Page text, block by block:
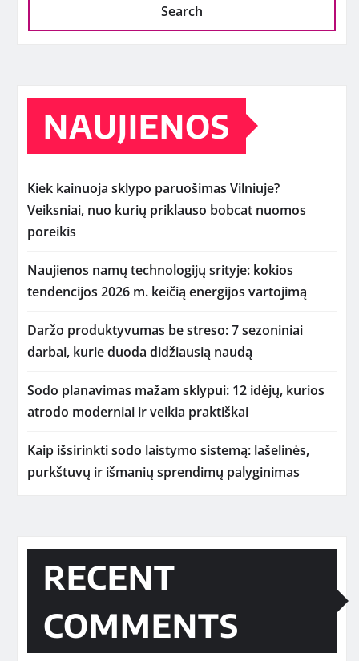
Search
NAUJIENOS
Kiek kainuoja sklypo paruošimas Vilniuje?
Veiksniai, nuo kurių priklauso bobcat nuomos
poreikis
Naujienos namų technologijų srityje: kokios
tendencijos 2026 m. keičią energijos vartojimą
Daržo produktyvumas be streso: 7 sezoniniai
darbai, kurie duoda didžiausią naudą
Sodo planavimas mažam sklypui: 12 idėjų, kurios
atrodo moderniai ir veikia praktiškai
Kaip išsirinkti sodo laistymo sistemą: lašelinės,
purkštuvų ir išmanių sprendimų palyginimas
RECENT
COMMENTS